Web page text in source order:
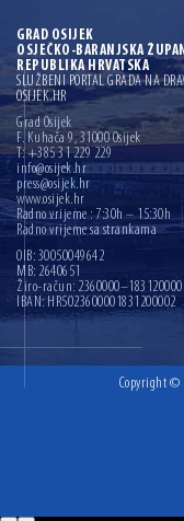
GRAD OSIJEK
OSJEČKO-BARANJSKA
REPUBLIKA HRVATSKA
SLUŽBENI PORTAL GRADA NA
OSIJEK.HR
Grad Osijek
F. Kuhača 9, 31000 Osijek
T: +385 31 229 229
info@osijek.hr
press@osijek.hr
www.osijek.hr
Radno vrijeme : 7:30h – 15:30h
Radno vrijeme sa strankama
OIB: 30050049642
MB: 2640651
Žiro-račun:
IBAN: HR5023600001831200002
Copyright ©